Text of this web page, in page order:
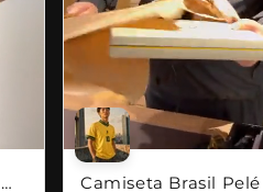
Camiseta Brasil Pelé